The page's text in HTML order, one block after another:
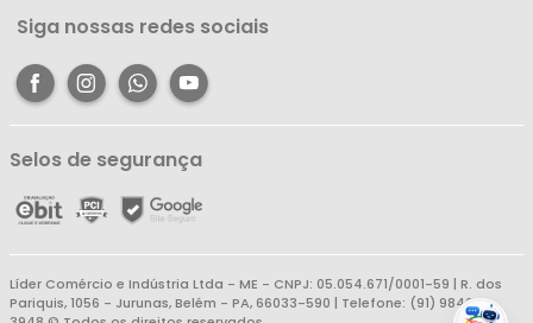
Siga nossas redes sociais
Selos de segurança
Líder Comércio e Indústria Ltda - ME - CNPJ: 05.054.671/0001-59 | R. dos
Pariquis, 1056 - Jurunas, Belém - PA, 66033-590 | Telefone: (91) 98403-